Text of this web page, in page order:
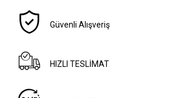
Güvenli Alışveriş
HIZLI TESLİMAT